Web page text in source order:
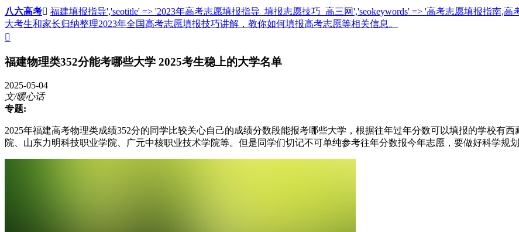
八六高考 福建填报指导','seotitle' => '2023年高考志愿填报指导_填报志愿技巧_高三网','seokeywords' => '高考志愿填报指南,
大考生和家长归纳整理2023年全国高考志愿填报技巧讲解，教你如何填报高考志愿等相关信息。

福建物理类352分能考哪些大学 2025考生稳上的大学名单
2025-05-04
文/暖心话
专题:
2025年福建高考物理类成绩352分的同学比较关心自己的成绩分数段能报考哪些大学，根据往年过年分数可以填报的学校有
院、山东力明科技职业学院、广元中核职业技术学院等。但是同学们切记不可单纯参考往年分数报今年志愿，要做好科学规